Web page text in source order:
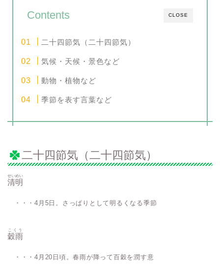
CLOSE
Contents
二十四節気（二十四節気）
気候・天候・景色など
動物・植物など
季節を表す言葉など
二十四節気（二十四節気）
清明
せいめい
・・・4月5日。さっぱりとして明るくなる季節
穀雨
こくう
・・・4月20日頃。春雨が降って百穀を潤す意